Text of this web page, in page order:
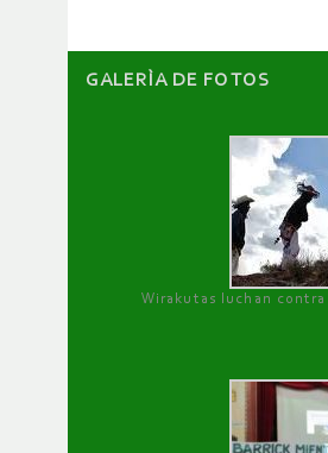
GALERÌA DE FOTOS
Wirakutas luchan